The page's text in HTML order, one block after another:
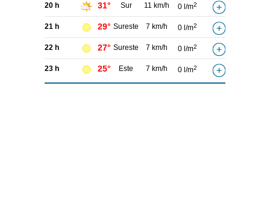
20 h 31° Sur 11 km/h 0 l/m2
21 h 29° Sureste 7 km/h 0 l/m2
22 h 27° Sureste 7 km/h 0 l/m2
23 h 25° Este 7 km/h 0 l/m2